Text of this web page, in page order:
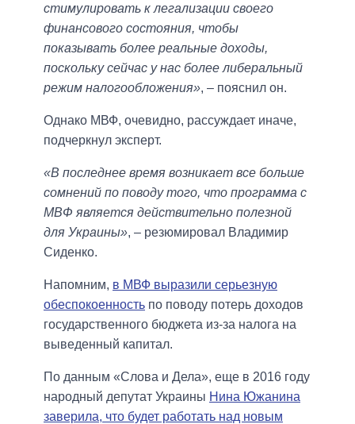
стимулировать к легализации своего
финансового состояния, чтобы
показывать более реальные доходы,
поскольку сейчас у нас более либеральный
режим налогообложения», – пояснил он.
Однако МВФ, очевидно, рассуждает иначе,
подчеркнул эксперт.
«В последнее время возникает все больше
сомнений по поводу того, что программа с
МВФ является действительно полезной
для Украины», – резюмировал Владимир
Сиденко.
Напомним, в МВФ выразили серьезную
обеспокоенность по поводу потерь доходов
государственного бюджета из-за налога на
выведенный капитал.
По данным «Слова и Дела», еще в 2016 году
народный депутат Украины Нина Южанина
заверила, что будет работать над новым